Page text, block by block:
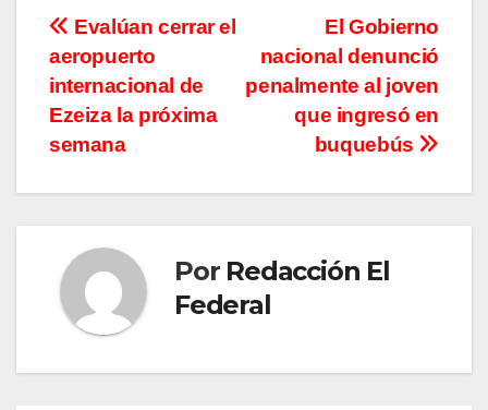
Navegación
de
entradas
El Gobierno
nacional denunció
penalmente al joven
que ingresó en
buquebús
Evalúan cerrar el
aeropuerto
internacional de
Ezeiza la próxima
semana
Por Redacción El
Federal